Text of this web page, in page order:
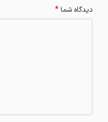
دیدگاه شما*